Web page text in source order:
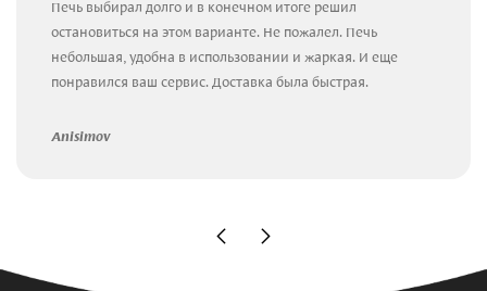
Печь выбирал долго и в конечном итоге решил
остановиться на этом варианте. Не пожалел. Печь
небольшая, удобна в использовании и жаркая. И еще
понравился ваш сервис. Доставка была быстрая.
Anisimov